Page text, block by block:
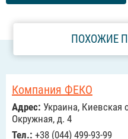
ПОХОЖИЕ
Компания ФЕКО
Адрес: Украина, Киевская
Окружная, д. 4
Тел.: +38 (044) 499-93-99